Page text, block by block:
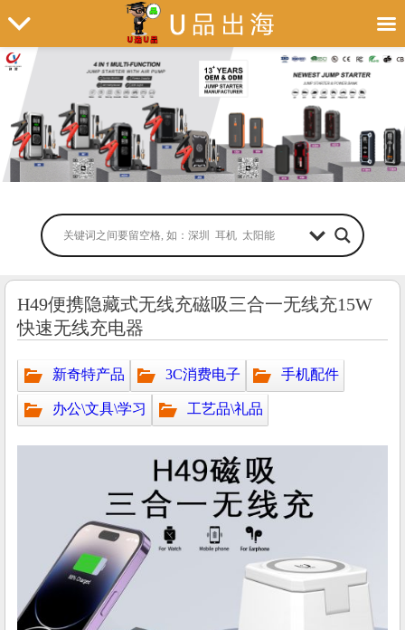
H49便携隐藏式无线充磁吸三合一无线充15W
快速无线充电器
新奇特产品 3C消费电子 手机配件
办公\文具\学习 工艺品\礼品